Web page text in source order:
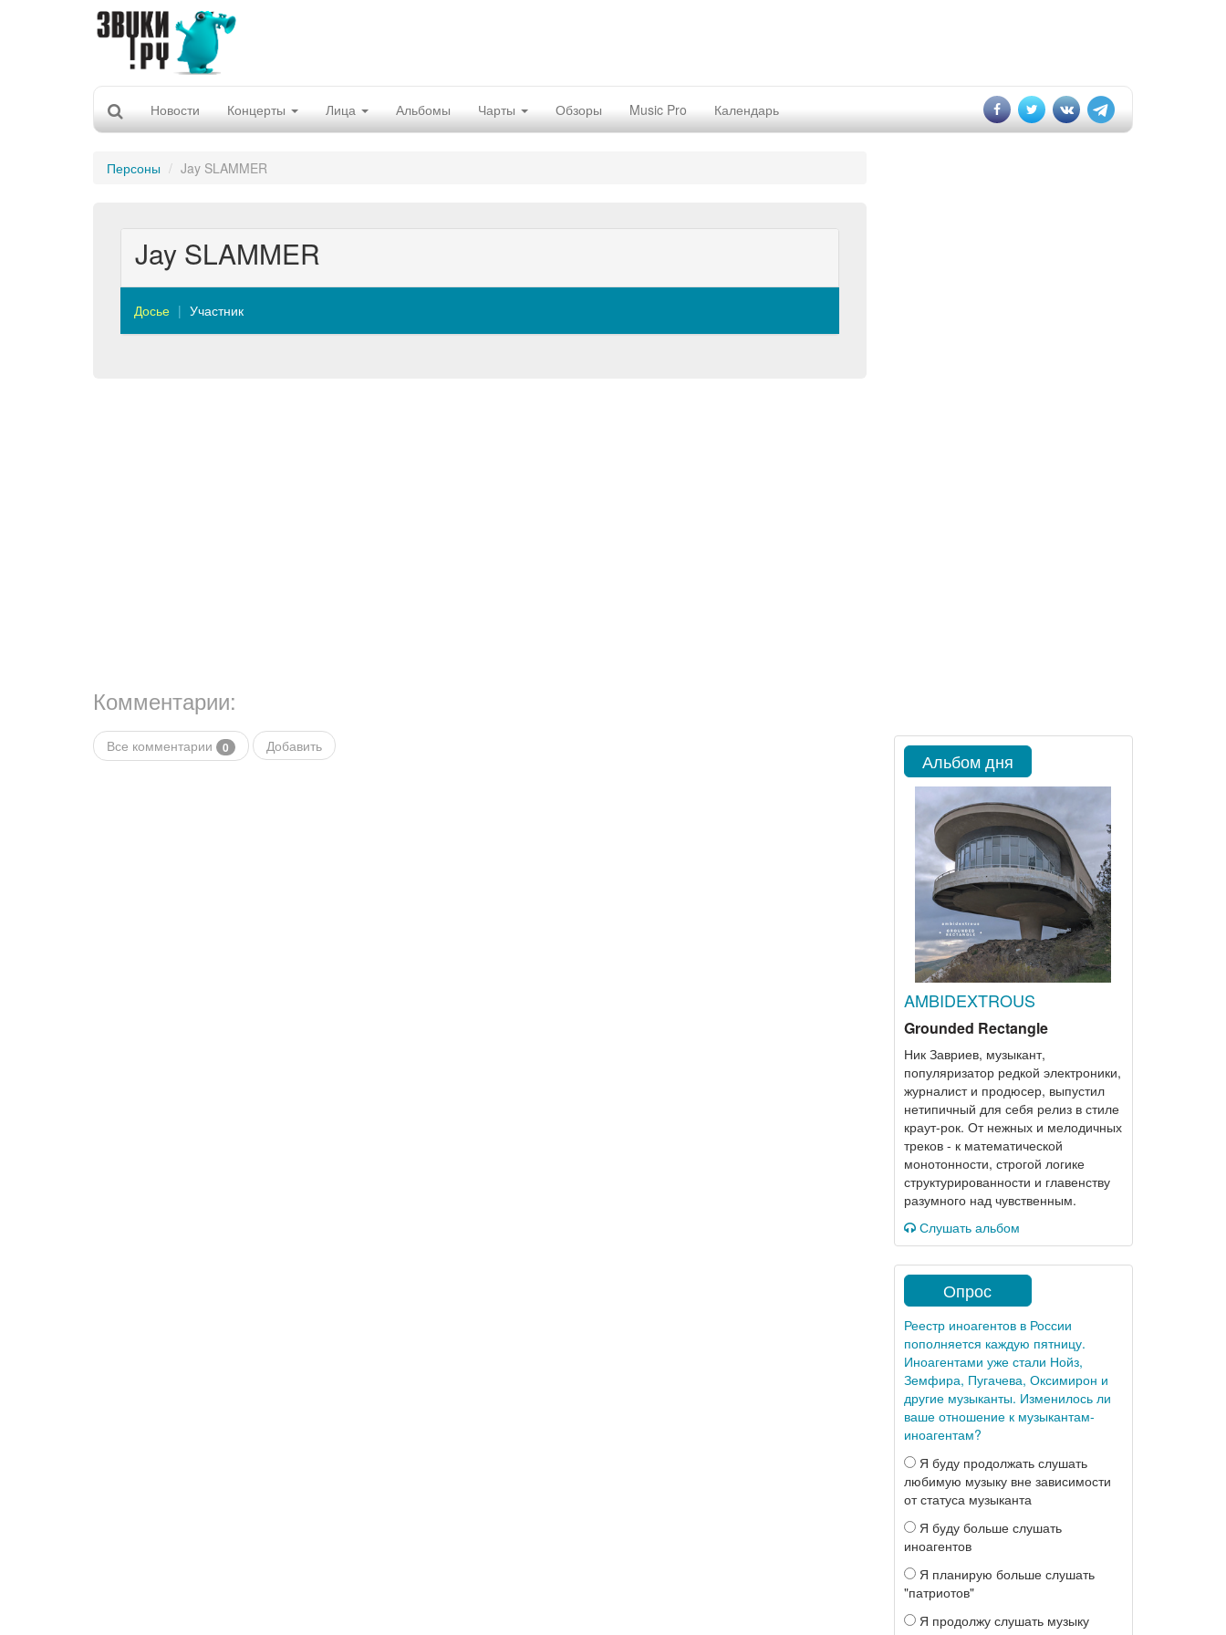
Новости Концерты Лица Альбомы Чарты Обзоры Music Pro Календарь
Персоны Jay SLAMMER
Jay SLAMMER
Досье Участник
Комментарии:
Все комментарии 0 Добавить
Альбом дня
AMBIDEXTROUS
Grounded Rectangle
Ник Завриев, музыкант,
популяризатор редкой электроники,
журналист и продюсер, выпустил
нетипичный для себя релиз в стиле
краут-рок. От нежных и мелодичных
треков - к математической
монотонности, строгой логике
структурированности и главенству
разумного над чувственным.
Слушать альбом
Опрос
Реестр иноагентов в России
пополняется каждую пятницу.
Иноагентами уже стали Нойз,
Земфира, Пугачева, Оксимирон и
другие музыканты. Изменилось ли
ваше отношение к музыкантам-
иноагентам?
Я буду продолжать слушать
любимую музыку вне зависимости
от статуса музыканта
Я буду больше слушать
иноагентов
Я планирую больше слушать
"патриотов"
Я продолжу слушать музыку